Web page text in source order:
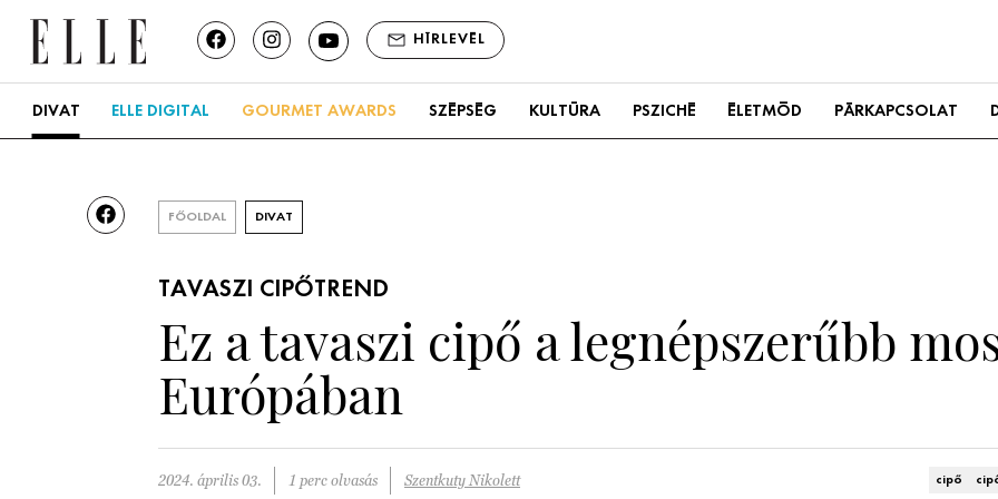
HÍRLEVÉL
DIVAT ELLE DIGITAL GOURMET AWARDS SZÉPSÉG KULTÚRA PSZICHÉ ÉLETMÓD PÁRKAPCSOLAT
FŐOLDAL DIVAT
TAVASZI CIPŐTREND
Ez a tavaszi cipő a legnépszerűbb
Európában
2024. április 03. 1 perc olvasás Szentkuty Nikolett cipő